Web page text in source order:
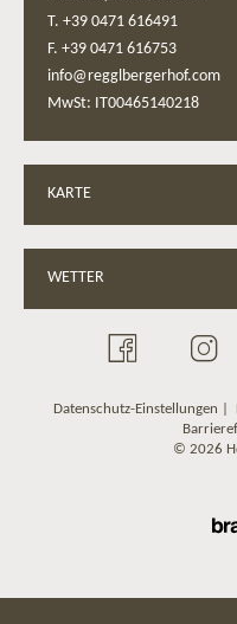
T. +39 0471 616491
F. +39 0471 616753
info@regglbergerhof.com
MwSt: IT00465140218
KARTE
WETTER
Datenschutz-Einstellungen
© 2026